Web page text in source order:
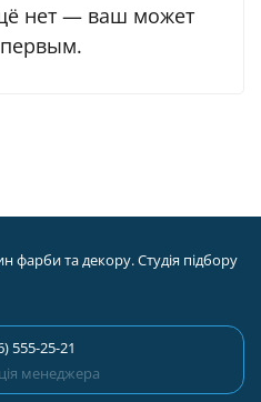
нет — ваш может
первым.
та декору. Студія підбору
555-25-21
менеджера